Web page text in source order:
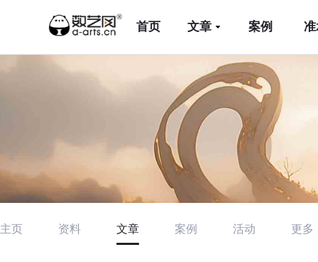
首页 文章 案例
主页 资料 文章 案例 活动 更多